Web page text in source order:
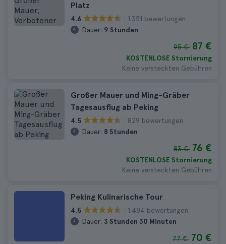
Platz
4.6
1.351 bewertungen
Dauer: 9 Stunden
95 € 87 €
KOSTENLOSE Stornierung
Keine versteckten Gebühren
Großer Mauer und Ming-Gräber
Tagesausflug ab Peking
4.5
829 bewertungen
Dauer: 8 Stunden
83 € 76 €
KOSTENLOSE Stornierung
Keine versteckten Gebühren
Peking Kulinarische Tour
4.5
1.484 bewertungen
Dauer: 3 Stunden 30 Minuten
77 € 70 €